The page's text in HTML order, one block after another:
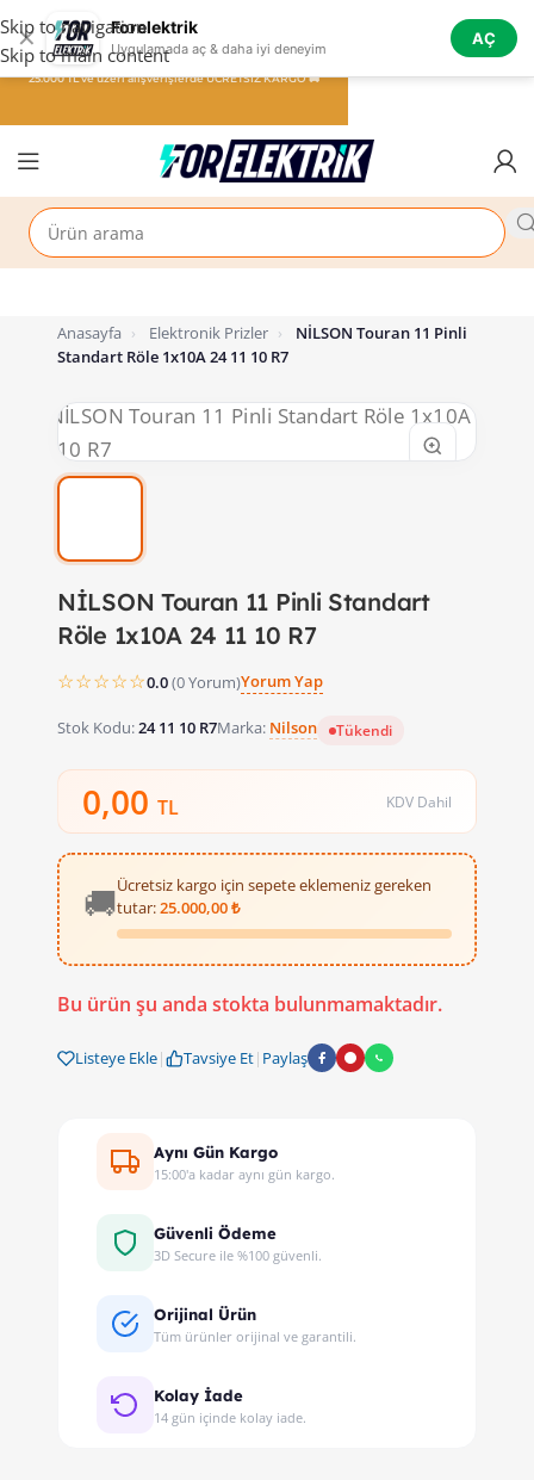
✕ Forelektrik
Uygulamada aç & daha iyi deneyim
AÇ
Skip to navigation
Skip to main content
Anasayfa › Elektronik Prizler ›
NİLSON Touran 11 Pinli
Standart Röle 1x10A 24 11 10 R7
NİLSON Touran 11 Pinli Standart
Röle 1x10A 24 11 10 R7
☆☆☆☆☆0.0(0 Yorum)Yorum Yap
Stok Kodu:24 11 10 R7Marka: Nilson Tükendi
0,00 TL KDV Dahil
🚚Ücretsiz kargo için sepete eklemeniz gereken
tutar:25.000,00 ₺
Bu ürün şu anda stokta bulunmamaktadır.
Listeye Ekle| Tavsiye Et| Paylaş
Aynı Gün Kargo
15:00'a kadar aynı gün kargo.
Güvenli Ödeme
3D Secure ile %100 güvenli.
Orijinal Ürün
Tüm ürünler orijinal ve garantili.
Kolay İade
14 gün içinde kolay iade.
25.000 TL ve üzeri alışverişlerde ÜCRETSİZ KARGO 🚚